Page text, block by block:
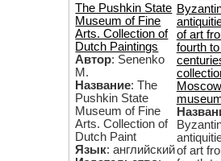
The Pushkin State
Museum of Fine
Arts. Collection of
Dutch Paintings
Автор: Senenko
M.
Название: The
Pushkin State
Museum of Fine
Arts. Collection of
Dutch Paint
Язык: английский
of art
fourth
of art